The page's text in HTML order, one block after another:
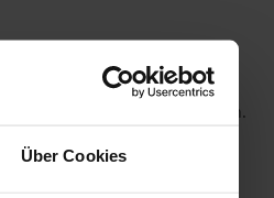
Über Cookies
MwSt. an der Kasse variieren.